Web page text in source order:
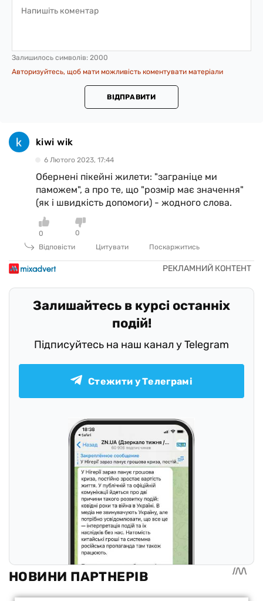
Залишилось символів: 2000
Авторизуйтесь, щоб мати можливість коментувати матеріали
ВІДПРАВИТИ
kiwi wik
6 Лютого 2023, 17:44
Обернені пікейні жилети: "заграніце ми
паможем", а про те, що "розмір має значення"
(як і швидкість допомоги) - жодного слова.
0
0
Відповісти
Цитувати Поскаржитись
Залишайтесь в курсі останніх
подій!
Підписуйтесь на наш канал у Telegram
Стежити у Телеграмі